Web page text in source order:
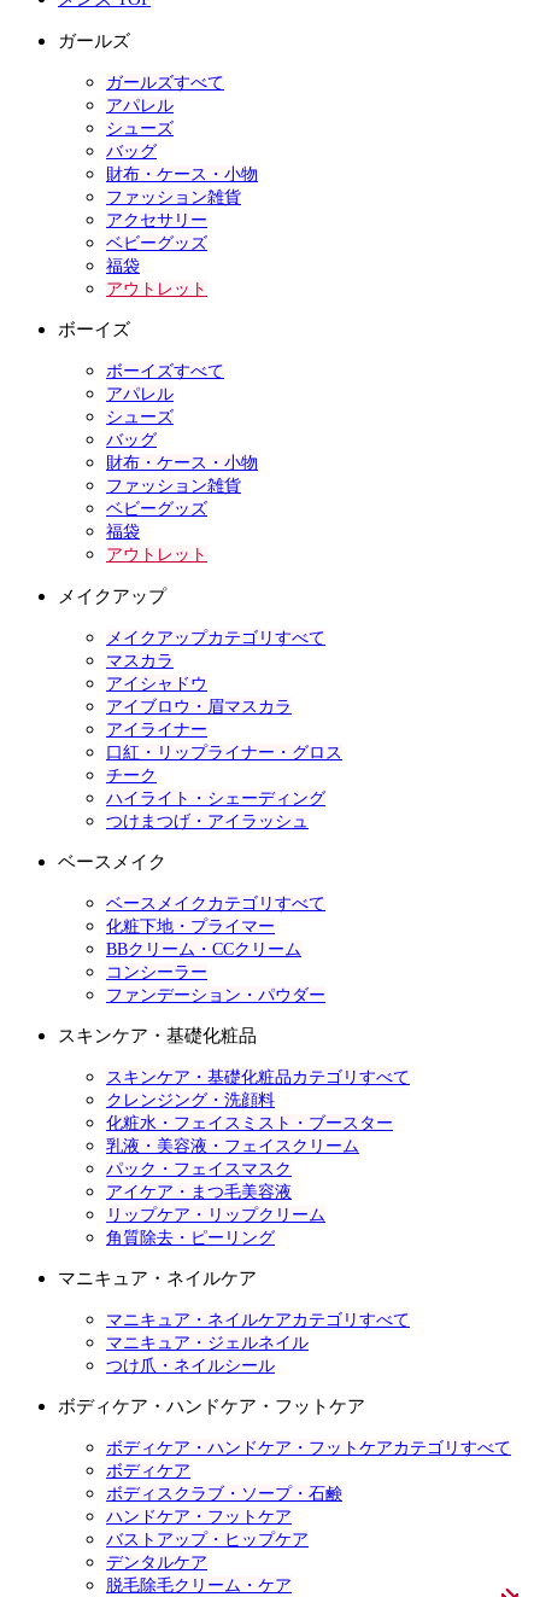
ガールズ
ガールズすべて
アパレル
シューズ
バッグ
財布・ケース・小物
ファッション雑貨
アクセサリー
ベビーグッズ
福袋
アウトレット
ボーイズ
ボーイズすべて
アパレル
シューズ
バッグ
財布・ケース・小物
ファッション雑貨
ベビーグッズ
福袋
アウトレット
メイクアップ
メイクアップカテゴリすべて
マスカラ
アイシャドウ
アイブロウ・眉マスカラ
アイライナー
口紅・リップライナー・グロス
チーク
ハイライト・シェーディング
つけまつげ・アイラッシュ
ベースメイク
ベースメイクカテゴリすべて
化粧下地・プライマー
BBクリーム・CCクリーム
コンシーラー
ファンデーション・パウダー
スキンケア・基礎化粧品
スキンケア・基礎化粧品カテゴリすべて
クレンジング・洗顔料
化粧水・フェイスミスト・ブースター
乳液・美容液・フェイスクリーム
パック・フェイスマスク
アイケア・まつ毛美容液
リップケア・リップクリーム
角質除去・ピーリング
マニキュア・ネイルケア
マニキュア・ネイルケアカテゴリすべて
マニキュア・ジェルネイル
つけ爪・ネイルシール
ボディケア・ハンドケア・フットケア
ボディケア・ハンドケア・フットケアカテゴリすべて
ボディケア
ボディスクラブ・ソープ・石鹸
ハンドケア・フットケア
バストアップ・ヒップケア
デンタルケア
脱毛除毛クリーム・ケア